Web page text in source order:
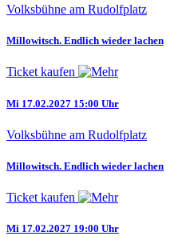
Volksbühne am Rudolfplatz
Millowitsch. Endlich wieder lachen
Ticket kaufen
Mi 17.02.2027 15:00 Uhr
Volksbühne am Rudolfplatz
Millowitsch. Endlich wieder lachen
Ticket kaufen
Mi 17.02.2027 19:00 Uhr